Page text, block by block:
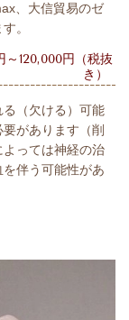
、大信貿易のゼ
。
～120,000円（税抜
き）
（欠ける）可能
があります（削
っては神経の治
伴う可能性があ